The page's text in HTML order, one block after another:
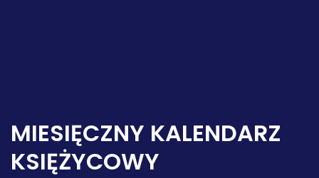
MIESIĘCZNY KALENDARZ
KSIĘŻYCOWY